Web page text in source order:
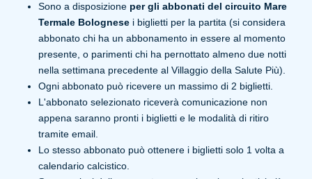
Sono a disposizione per gli abbonati del circuito Mare
Termale Bolognese i biglietti per la partita (si considera
abbonato chi ha un abbonamento in essere al momento
presente, o parimenti chi ha pernottato almeno due notti
nella settimana precedente al Villaggio della Salute Più).
Ogni abbonato può ricevere un massimo di 2 biglietti.
L'abbonato selezionato riceverà comunicazione non
appena saranno pronti i biglietti e le modalità di ritiro
tramite email.
Lo stesso abbonato può ottenere i biglietti solo 1 volta a
calendario calcistico.